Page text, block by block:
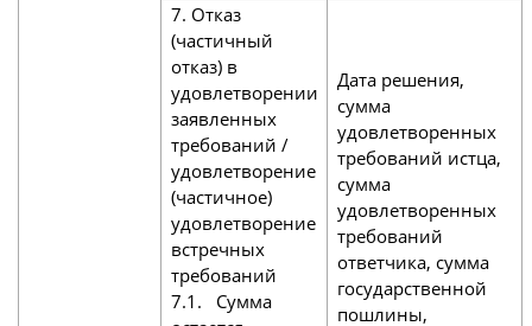
7. Отказ
(частичный
отказ) в
удовлетворении
заявленных
требований /
удовлетворение
(частичное)
удовлетворение
встречных
требований
7.1. Сумма
Дата решения,
сумма
удовлетворенных
требований истца,
сумма
удовлетворенных
требований
ответчика, сумма
государственной
пошлины,